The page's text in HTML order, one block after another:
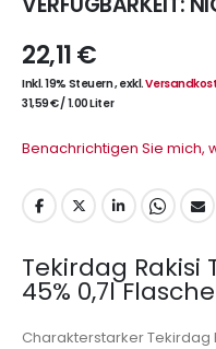
22,11 €
Inkl. 19% Steuern,exkl.
31,59 €/1.00 Liter
Benachrichtigen Sie mich,
Tekirdag Rakisi
45% 0,7l Flasche
Charakterstarker Tekirdag